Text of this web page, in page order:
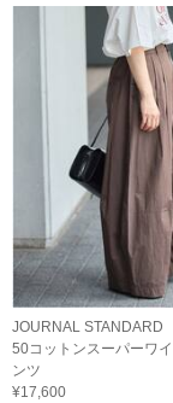
JOURNAL STANDARD
50コットンスーパーワ
ンツ
¥17,600